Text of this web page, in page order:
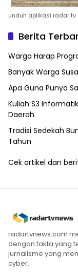
unduh aplikasi radar tv
Berita
Warga Harap
Banyak Warga
Apa Guna Punya
Kuliah S3
Daerah
Tradisi Sedekah
Tahun
Cek artikel dan
radartvnews.com
dengan fakta yang
jurnalisme yang
cyber.